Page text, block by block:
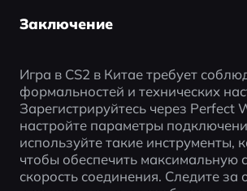
Заключение
Игра в CS2 в Китае требует
формальностей и технических
Зарегистрируйтесь через Perfect
настройте параметры
используйте такие инструменты,
чтобы обеспечить максимальную
скорость соединения. Следите за